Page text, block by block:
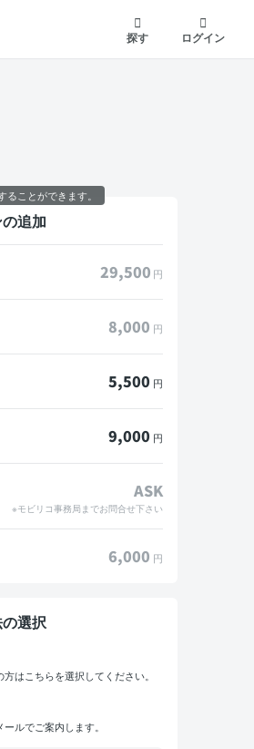
探す
ログイン
追加
29,500 円
8,000 円
5,500 円
9,000 円
ASK
※モビリコ事務局までお問合せ下さい
6,000 円
選択
はこちらを選択してください。
ルでご案内します。
ことができます。